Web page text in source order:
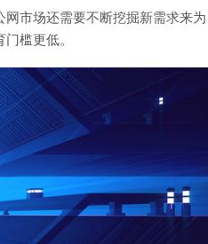
市场还需要不断挖掘新需求来为
槛更低。